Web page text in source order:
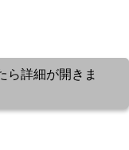
ら詳細が開きま